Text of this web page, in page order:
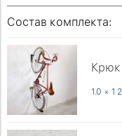
Состав комплекта:
Крюк
1.0 × 1